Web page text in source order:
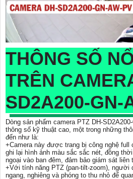
THÔNG SỐ
TRÊN
SD2A200-GN-
Dòng sản phẩm camera PTZ DH-
thông số kỹ thuật cao, một trong những
đến như là:
+Camera này được trang bị công nghệ full
ghi lại hình ảnh màu sắc sắc nét, đồng
ngoại vào ban đêm, đảm bảo giám sát liên
+Với tính năng PTZ (pan-tilt-zoom), người
ngang, nghiêng và phóng to thu nhỏ để